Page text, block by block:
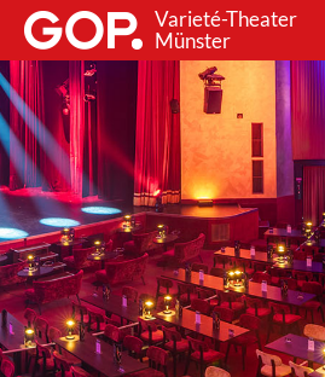
Varieté-Theater
Münster